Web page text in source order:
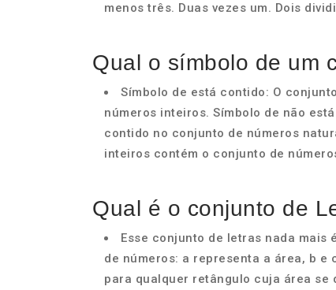
menos três. Duas vezes um. Dois
Qual o símbolo de um
Símbolo de está contido: O
números inteiros. Símbolo de não
contido no conjunto de números
inteiros contém o conjunto de
Qual é o conjunto de
Esse conjunto de letras nada mais
de números: a representa a área, b e
para qualquer retângulo cuja área se